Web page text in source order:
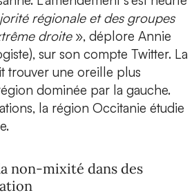
régionale et des groupes
droite», déplore Annie
sur son compte Twitter. La
trouver une oreille plus
dominée par la gauche.
la région Occitanie étudie
non-mixité dans des